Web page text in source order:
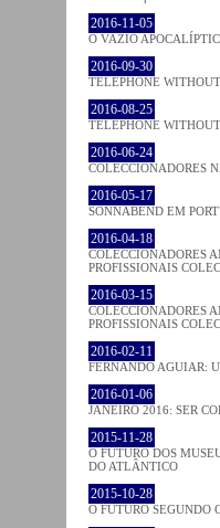
2016-11-05
O VAZIO
2016-09-30
TELEPHONE
2016-08-25
TELEPHONE
2016-06-24
COLECCIONADORES
2016-05-17
SONNABEND EM
2016-04-18
COLECCIONADORES
PROFISSIONAIS
2016-03-15
COLECCIONADORES
PROFISSIONAIS
2016-02-11
FERNANDO AGUIAR:
2016-01-06
JANEIRO 2016: SER
2015-11-28
O FUTURO DOS
DO ATLÂNTICO
2015-10-28
O FUTURO SEGUNDO